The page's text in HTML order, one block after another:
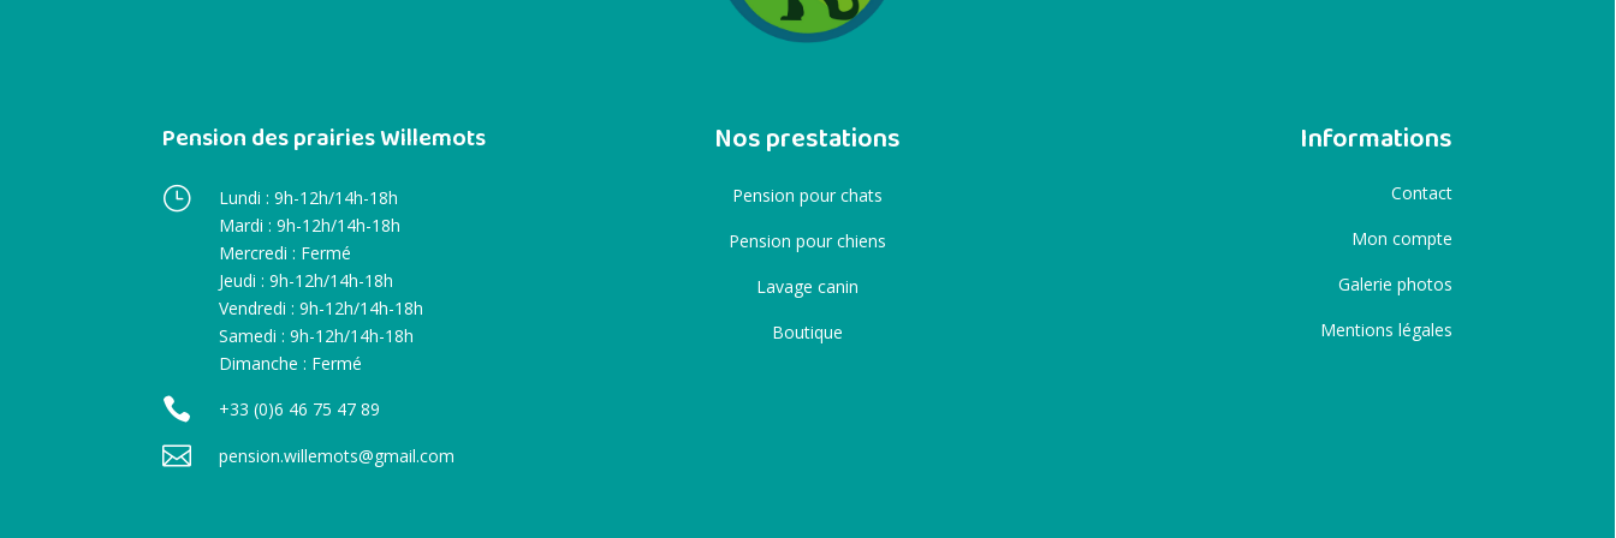
Pension des prairies Willemots
}
Lundi : 9h-12h/14h-18h
Mardi : 9h-12h/14h-18h
Mercredi : Fermé
Jeudi : 9h-12h/14h-18h
Vendredi : 9h-12h/14h-18h
Samedi : 9h-12h/14h-18h
Dimanche : Fermé
 +33 (0)6 46 75 47 89
 pension.willemots@gmail.com
Nos prestations
Pension pour chats
Pension pour chiens
Lavage canin
Boutique
Informations
Contact
Mon compte
Galerie photos
Mentions légales